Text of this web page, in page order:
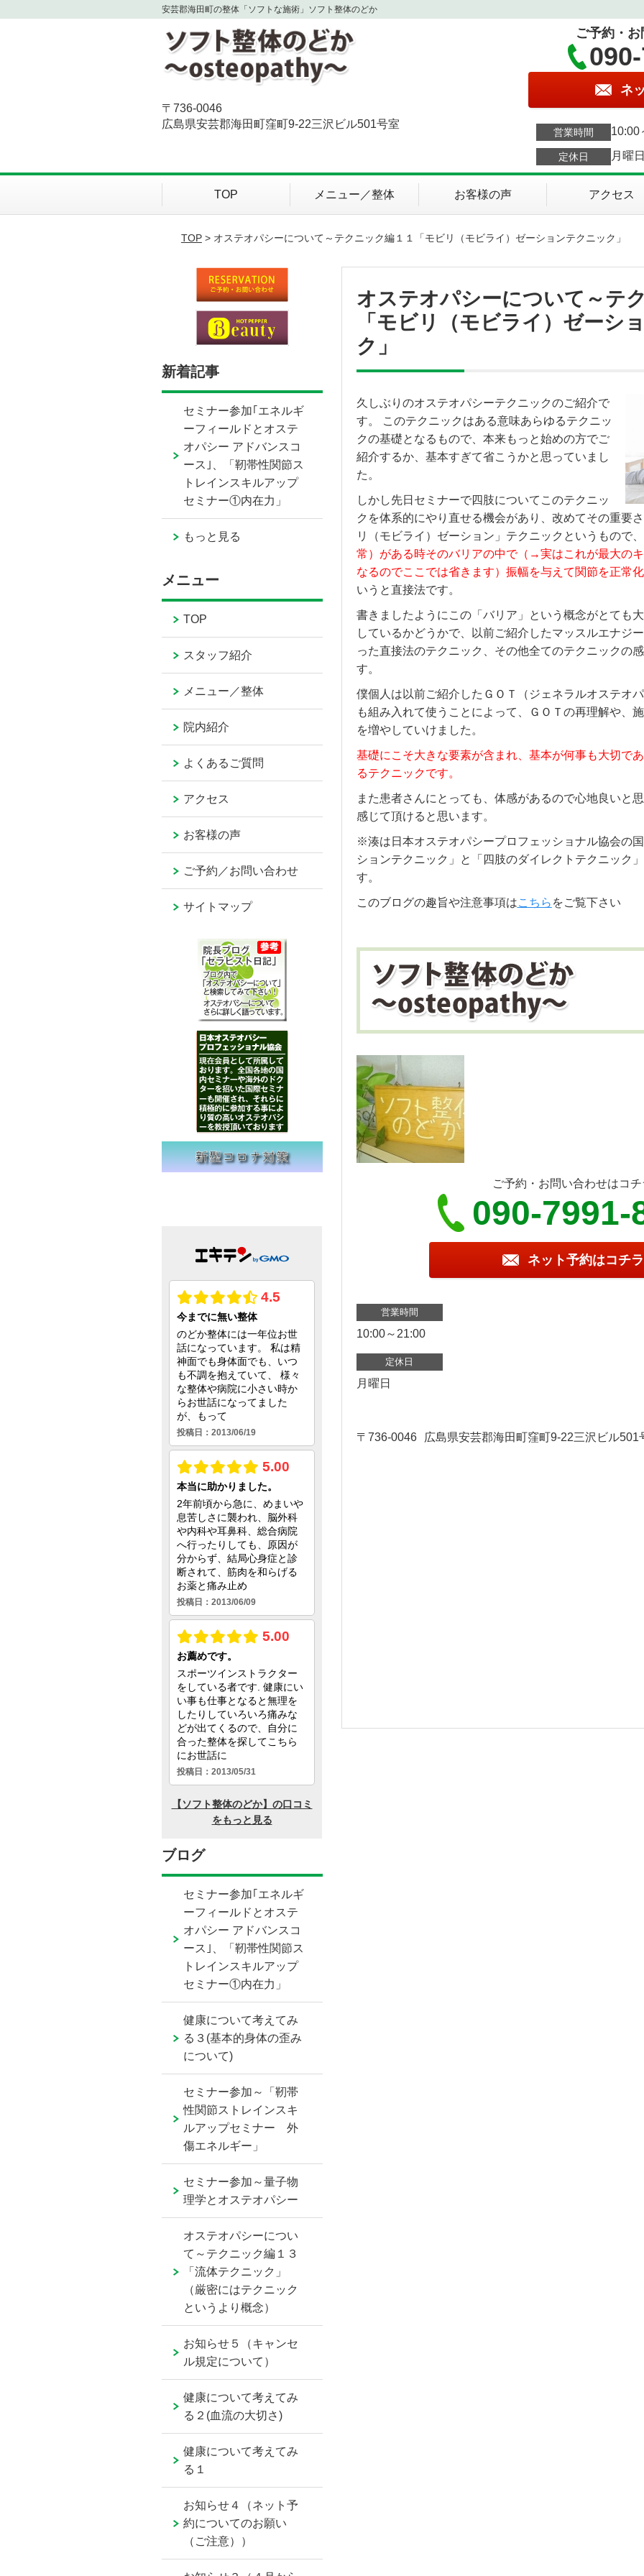
安芸郡海田町の整体「ソフトな施術」ソフト整体のどか
〒736-0046
広島県安芸郡海田町窪町9-22三沢ビル501号室
ご予約・
ネ
営業時間
定休日 月曜
TOP メニュー／整体 お客様の声 アクセス
TOP> オステオパシーについて～テクニック編１１「モビリ（モビライ）ゼーションテクニック」
オステオパシーについて～テ
「モビリ（モビライ）ゼーシ
ク」
久しぶりのオステオパシーテクニックのご紹介で
す。 このテクニックはある意味あらゆるテクニッ
クの基礎となるもので、本来もっと始めの方でご
紹介するか、基本すぎて省こうかと思っていまし
た。
しかし先日セミナーで四肢についてこのテクニッ
クを体系的にやり直せる機会があり、改めてその重要
リ（モビライ）ゼーション」テクニックというもので、
常）がある時そのバリアの中で（→実はこれが最大の
なるのでここでは省きます）振幅を与えて関節を正常
いうと直接法です。
書きましたようにこの「バリア」という概念がとても
しているかどうかで、以前ご紹介したマッスルエナジ
った直接法のテクニック、その他全てのテクニックの
す。
僕個人は以前ご紹介したＧＯＴ（ジェネラルオステオ
も組み入れて使うことによって、ＧＯＴの再理解や、
を増やしていけました。
基礎にこそ大きな要素が含まれ、基本が何事も大切で
るテクニックです。
また患者さんにとっても、体感があるので心地良いと
感じて頂けると思います。
※湊は日本オステオパシープロフェッショナル協会の
ションテクニック」と「四肢のダイレクトテクニック
す。
このブログの趣旨や注意事項はこちら をご覧下さい
ご予約・お問い合わせはコ
090-7991-
ネット予約はコチラ
営業時間
10:00～21:00
定休日
月曜日
〒736-0046 広島県安芸郡海田町窪町9-22三沢ビル501
新着記事
セミナー参加｢エネルギ
ーフィールドとオステ
オパシー アドバンスコ
ース｣、「靭帯性関節ス
トレインスキルアップ
セミナー①内在力」
もっと見る
メニュー
TOP
スタッフ紹介
メニュー／整体
院内紹介
よくあるご質問
アクセス
お客様の声
ご予約／お問い合わせ
サイトマップ
ブログ
セミナー参加｢エネルギ
ーフィールドとオステ
オパシー アドバンスコ
ース｣、「靭帯性関節ス
トレインスキルアップ
セミナー①内在力」
健康について考えてみ
る３(基本的身体の歪み
について)
セミナー参加～「靭帯
性関節ストレインスキ
ルアップセミナー 外
傷エネルギー」
セミナー参加～量子物
理学とオステオパシー
オステオパシーについ
て～テクニック編１３
「流体テクニック」
（厳密にはテクニック
というより概念）
お知らせ５（キャンセ
ル規定について）
健康について考えてみ
る２(血流の大切さ)
健康について考えてみ
る１
お知らせ４（ネット予
約についてのお願い
（ご注意））